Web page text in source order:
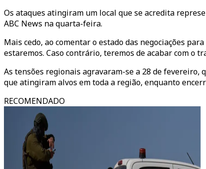
Os ataques atingiram um local que se acredita
ABC News na quarta-feira.
Mais cedo, ao comentar o estado das negociações
estaremos. Caso contrário, teremos de acabar com o
As tensões regionais agravaram-se a 28 de fevereiro,
que atingiram alvos em toda a região, enquanto
RECOMENDADO